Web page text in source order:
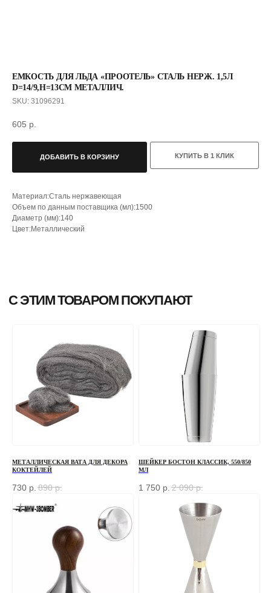
ЕМКОСТЬ ДЛЯ ЛЬДА «ПРООТЕЛЬ» СТАЛЬ НЕРЖ. 1,5Л
D=14/9,H=13СМ МЕТАЛЛИЧ.
SKU: 31096291
605 р.
ДОБАВИТЬ В КОРЗИНУ КУПИТЬ В 1 КЛИК
Материал:Сталь нержавеющая
Объем по данным поставщика (мл):1500
Диаметр (мм):140
Цвет:Металлический
С ЭТИМ ТОВАРОМ ПОКУПАЮТ
МЕТАЛЛИЧЕСКАЯ ВАТА ДЛЯ ДЕКОРА
КОКТЕЙЛЕЙ
730 р. 890 р.
ШЕЙКЕР БОСТОН КЛАССИК, 550/850
МЛ
1 750 р. 2 090 р.